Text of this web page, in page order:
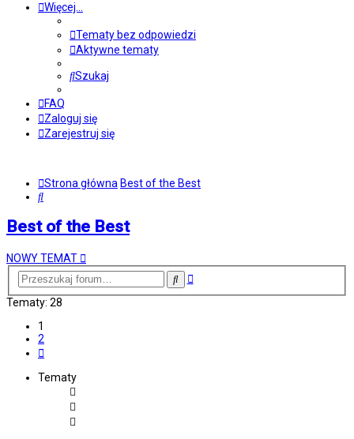
Więcej…
Tematy bez odpowiedzi
Aktywne tematy
Szukaj
FAQ
Zaloguj się
Zarejestruj się
Strona główna Best of the Best
Szukaj
Best of the Best
NOWY TEMAT
SzukajWyszukiwanie
Tematy: 28
1
2
Tematy